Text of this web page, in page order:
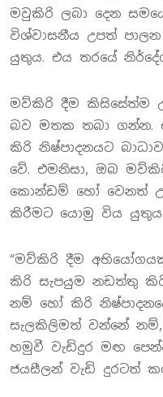
මවුකිරි ලබා දෙන
විශ්වාසනීය උපත්
යුතුය. එය තරයේ
මව්කිරි දීම කිසිසේත්ම
බව මතක තබා ගන්න.
කිරි නිෂ්පාදනයට
වේ. එමනිසා, ඔබ
කොන්ඩම් හෝ වෙනත්
කිරීමට යොමු විය යුතුය.
“මව්කිරි දීම
කිරි සැපයුම නඩත්තු
නම් හෝ කිරි
සැලකිලිමත් වන්නේ
හමුවී වැඩිදුර මඟ
ජයසීලන් වැඩි දුරටත්